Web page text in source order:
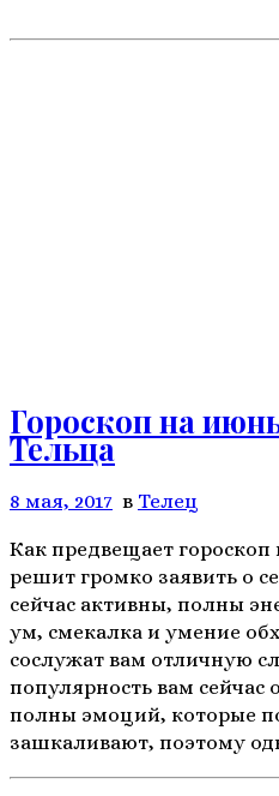
Гороскоп на
Тельца
8 мая, 2017 в Телeц
Как предвещает гороскоп
решит громко заявить о
сейчас активны, полны
ум, смекалка и умение
сослужат вам отличную
популярность вам сейчас
полны эмоций, которые
зашкаливают, поэтому